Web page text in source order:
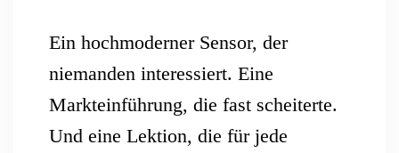
Ein hochmoderner Sensor, der
niemanden interessiert. Eine
Markteinführung, die fast scheiterte.
Und eine Lektion, die für jede